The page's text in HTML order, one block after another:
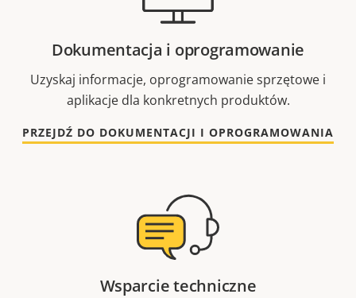
Dokumentacja i oprogramowanie
Uzyskaj informacje, oprogramowanie sprzętowe i
aplikacje dla konkretnych produktów.
PRZEJDŹ DO DOKUMENTACJI I OPROGRAMOWANIA
Wsparcie techniczne